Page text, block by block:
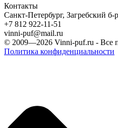
Контакты
Санкт-Петербург, Загребский
+7 812 922-11-51
vinni-puf@mail.ru
© 2009—2026 Vinni-puf.ru - Все
Политика конфиденциальности